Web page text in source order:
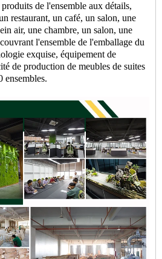
de l'ensemble aux détails,
restaurant, un café, un salon, une
air, une chambre, un salon, une
l'ensemble de l'emballage du
exquise, équipement de
de production de meubles de suites
ensembles.